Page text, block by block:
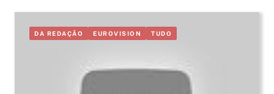
DA REDAÇÃO EUROVISION TUDO